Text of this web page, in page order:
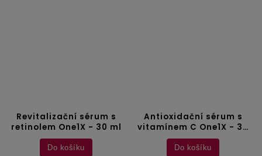
Revitalizační sérum s
retinolem One1X - 30 ml
Do košíku
Antioxidační sérum s
vitamínem C One1X - 30
ml
Do košíku